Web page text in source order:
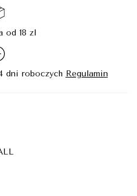
od 18 zl
dni roboczych Regulamin